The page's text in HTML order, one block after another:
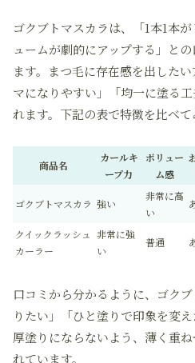
ゴクブトマスカラは、「1本1本
ュームが劇的にアップする」と
ます。まつ毛に存在感を出した
マになりやすい」「均一に塗る
れます。下記の表で特徴を比べて
商品名
カールキ
ープ力
ボリュー
ム感
ゴクブトマスカラ 強い
非常に高
い
クイックラッシュ
カーラー
非常に強
い
普通
口コミから分かるように、ゴク
りたい」「ひと塗りで印象を変
厚塗りにならないよう、薄く重
れています。